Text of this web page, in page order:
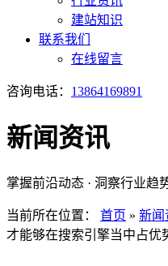
建站知识
联系我们
在线留言
咨询电话： 13864169891
新闻资讯
掌握前沿动态 · 洞察行业趋
当前所在位置： 首页 » 新闻
才能够在搜索引擎当中占优